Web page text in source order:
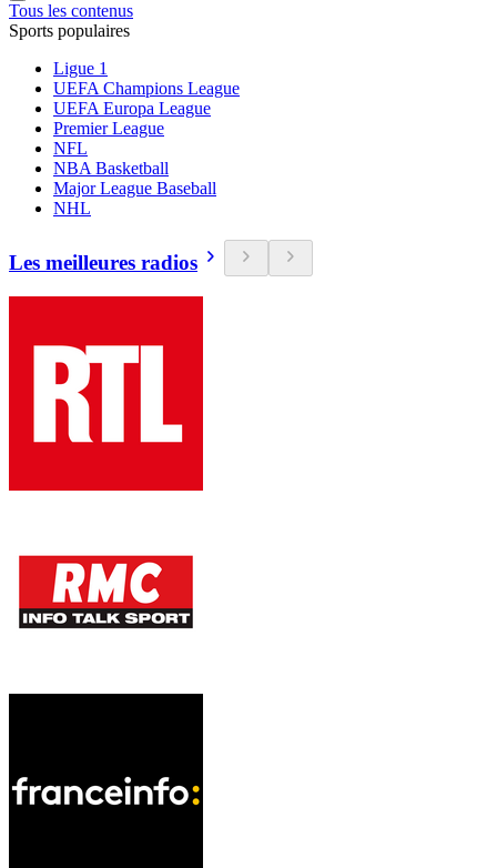
Tous les contenus
Sports populaires
Ligue 1
UEFA Champions League
UEFA Europa League
Premier League
NFL
NBA Basketball
Major League Baseball
NHL
Les meilleures radios